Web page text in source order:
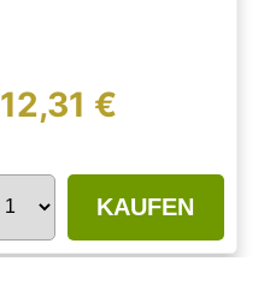
12,31 €
KAUFEN